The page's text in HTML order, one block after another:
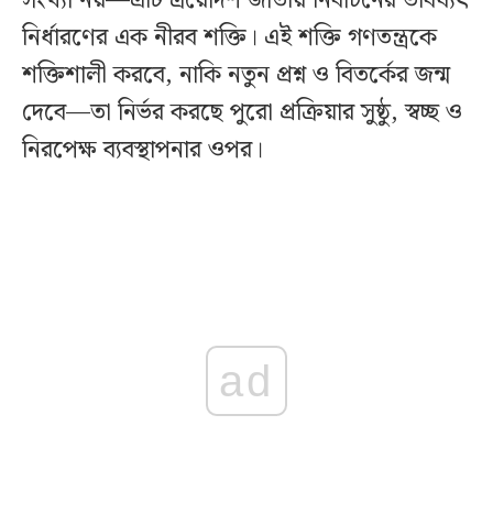
নির্ধারণের এক নীরব শক্তি। এই শক্তি গণতন্ত্রকে
শক্তিশালী করবে, নাকি নতুন প্রশ্ন ও বিতর্কের জন্ম
দেবে—তা নির্ভর করছে পুরো প্রক্রিয়ার সুষ্ঠু, স্বচ্ছ ও
নিরপেক্ষ ব্যবস্থাপনার ওপর।
ad